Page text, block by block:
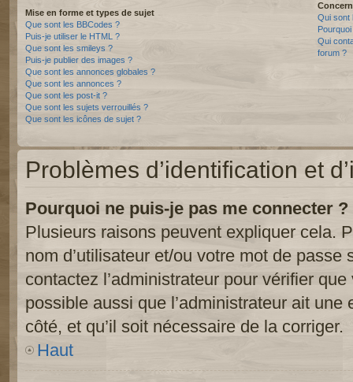
Mise en forme et types de sujet
Que sont les BBCodes ?
Puis-je utiliser le HTML ?
Que sont les smileys ?
Puis-je publier des images ?
Que sont les annonces globales ?
Que sont les annonces ?
Que sont les post-it ?
Que sont les sujets verrouillés ?
Que sont les icônes de sujet ?
Qui sont
Qui
forum ?
Problèmes d’identification et
Pourquoi ne puis-je pas me connecter ?
Plusieurs raisons peuvent expliquer cela.
nom d’utilisateur et/ou votre mot de passe
contactez l’administrateur pour vérifier
possible aussi que l’administrateur ait
côté, et qu’il soit nécessaire de la corriger.
Haut